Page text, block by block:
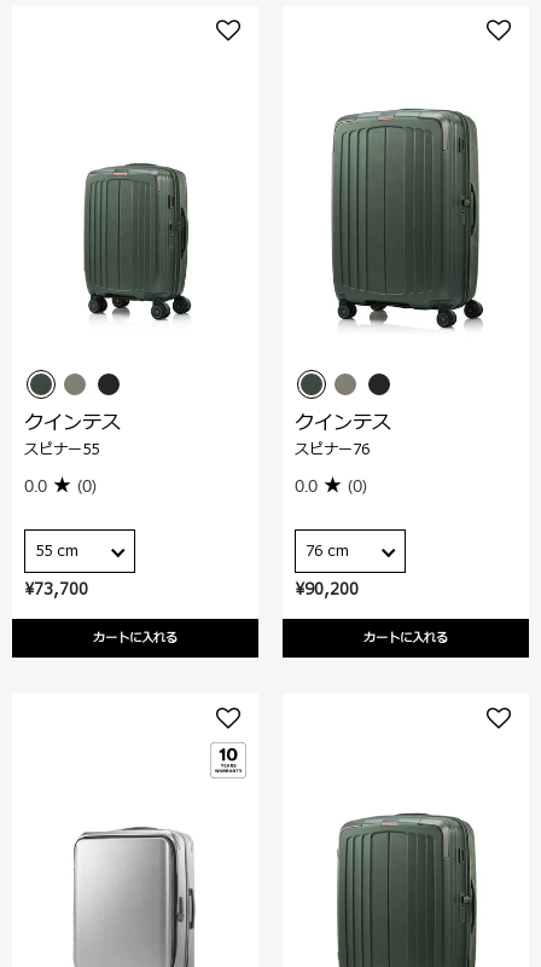
¥73,700
カートに入れる
クインテス
スピナー55
0.0 (0)
55 cm
¥90,200
カートに入れる
クインテス
スピナー76
0.0 (0)
76 cm